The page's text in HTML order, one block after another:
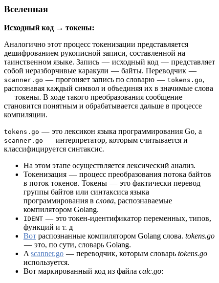
Вселенная
Исходный код → токены:
Аналогично этот процесс токенизации представляется
дешифрованием рукописной записи, составленной на
таинственном языке. Запись — исходный код — представляет
собой неразборчивые каракули — байты. Переводчик —
scanner.go — прогоняет запись по словарю — tokens.go,
распознавая каждый символ и объединяя их в значимые слова
— токены. В ходе такого преобразования сообщение
становится понятным и обрабатывается дальше в процессе
компиляции.
tokens.go — это лексикон языка программирования Go, а
scanner.go — интерпретатор, которым считывается и
классифицируется синтаксис.
На этом этапе осуществляется лексический анализ.
Токенизация — процесс преобразования потока байтов
в поток токенов. Токены — это фактически перевод
группы байтов или синтаксиса языка
программирования в слова, распознаваемые
компилятором Golang.
IDENT — это токен-идентификатор переменных, типов,
функций и т. д
Вот распознанные компилятором Golang слова. tokens.go
— это, по сути, словарь Golang.
Ascanner.go — переводчик, которым словарь tokens.go
используется.
Вот маркированный код из файла calc.go: